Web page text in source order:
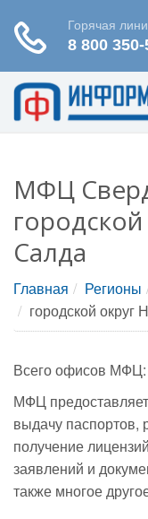
МФЦ
Салда
Главная Регионы
городской
Всего офисов МФЦ:
МФЦ
выдачу паспортов,
получение
заявлений и
также многое